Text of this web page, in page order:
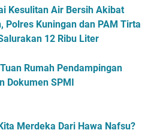
Kesulitan Air Bersih Akibat
Polres Kuningan dan PAM Tirta
12 Ribu Liter
Rumah Pendampingan
Dokumen SPMI
Merdeka Dari Hawa Nafsu?